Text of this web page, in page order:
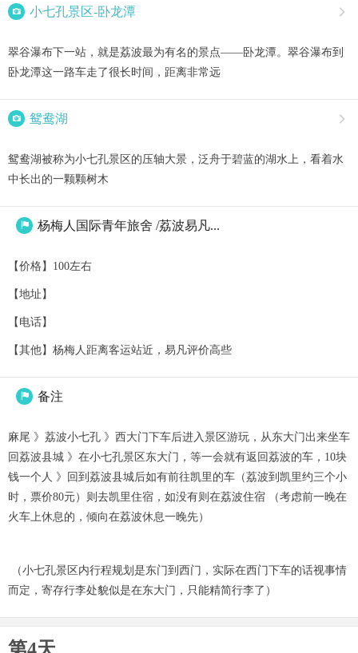
 小七孔景区-卧龙潭 
翠谷瀑布下一站，就是荔波最为有名的景点——卧龙潭。翠谷瀑布到
卧龙潭这一路车走了很长时间，距离非常远
 鸳鸯湖 
鸳鸯湖被称为小七孔景区的压轴大景，泛舟于碧蓝的湖水上，看着水
中长出的一颗颗树木
 杨梅人国际青年旅舍 /荔波易凡...
【价格】100左右
【地址】
【电话】
【其他】杨梅人距离客运站近，易凡评价高些
 备注
麻尾 》荔波小七孔 》西大门下车后进入景区游玩，从东大门出来坐车
回荔波县城 》在小七孔景区东大门，等一会就有返回荔波的车，10块
钱一个人 》回到荔波县城后如有前往凯里的车（荔波到凯里约三个小
时，票价80元）则去凯里住宿，如没有则在荔波住宿 （考虑前一晚在
火车上休息的，倾向在荔波休息一晚先）
（小七孔景区内行程规划是东门到西门，实际在西门下车的话视事情
而定，寄存行李处貌似是在东大门，只能精简行李了）